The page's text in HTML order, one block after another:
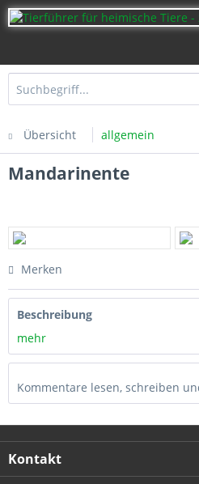
Übersicht allgemein
Mandarinente
Merken
Beschreibung
mehr
Kommentare lesen, schreiben
Kontakt